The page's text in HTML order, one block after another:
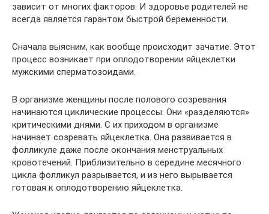
зависит от многих факторов. И здоровье родителей не
всегда является гарантом быстрой беременности.
Сначала выясним, как вообще происходит зачатие. Этот
процесс возникает при оплодотворении яйцеклетки
мужскими сперматозоидами.
В организме женщины после полового созревания
начинаются циклические процессы. Они «разделяются»
критическими днями. С их приходом в организме
начинает созревать яйцеклетка. Она развивается в
фолликуле даже после окончания менструальных
кровотечений. Приблизительно в середине месячного
цикла фолликул разрывается, и из него вырывается
готовая к оплодотворению яйцеклетка.